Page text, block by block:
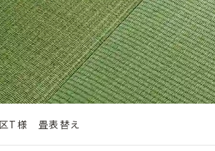
T様 畳表替え